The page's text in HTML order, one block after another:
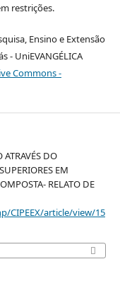
restrições.
Ensino e Extensão
- UniEVANGÉLICA
Commons -
DO
EM
RELATO DE
CIPEEX/article/view/15